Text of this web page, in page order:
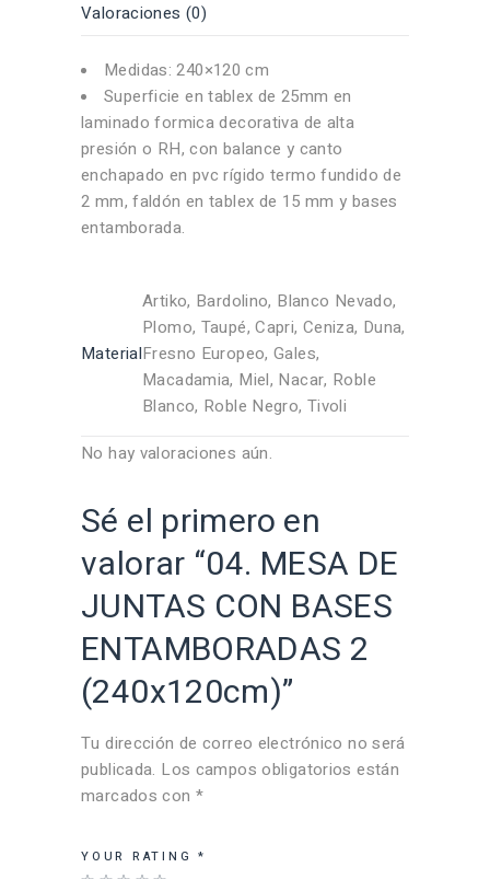
Valoraciones (0)
Medidas: 240×120 cm
Superficie en tablex de 25mm en
laminado formica decorativa de alta
presión o RH, con balance y canto
enchapado en pvc rígido termo fundido de
2 mm, faldón en tablex de 15 mm y bases
entamborada.
Material
Artiko, Bardolino, Blanco Nevado,
Plomo, Taupé, Capri, Ceniza, Duna,
Fresno Europeo, Gales,
Macadamia, Miel, Nacar, Roble
Blanco, Roble Negro, Tivoli
No hay valoraciones aún.
Sé el primero en
valorar “04. MESA DE
JUNTAS CON BASES
ENTAMBORADAS 2
(240x120cm)”
Tu dirección de correo electrónico no será
publicada. Los campos obligatorios están
marcados con *
YOUR RATING *